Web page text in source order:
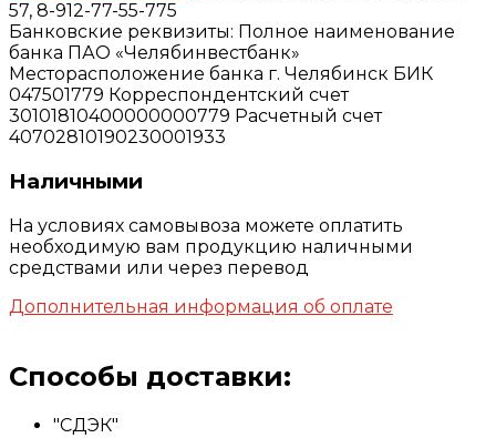
57, 8-912-77-55-775
Банковские реквизиты: Полное наименование
банка ПАО «Челябинвестбанк»
Месторасположение банка г. Челябинск БИК
047501779 Корреспондентский счет
30101810400000000779 Расчетный счет
40702810190230001933
Наличными
На условиях самовывоза можете оплатить
необходимую вам продукцию наличными
средствами или через перевод
Дополнительная информация об оплате
Способы доставки:
"СДЭК"